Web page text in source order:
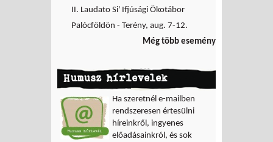
II. Laudato Si' Ifjúsági Ökotábor
Palócföldön - Terény, aug. 7-12.
Még több esemény
Humusz hírlevelek
Ha szeretnél e-mailben
rendszeresen értesülni
híreinkről, ingyenes
előadásainkról, és sok